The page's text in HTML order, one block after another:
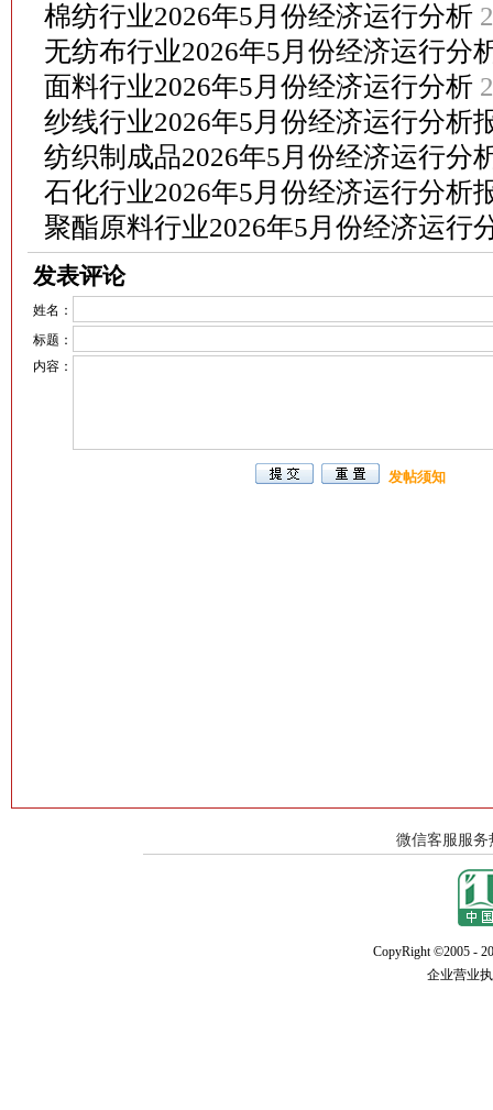
棉纺行业2026年5月份经济运行分析
无纺布行业2026年5月份经济运行分
面料行业2026年5月份经济运行分析
纱线行业2026年5月份经济运行分析
纺织制成品2026年5月份经济运行分
石化行业2026年5月份经济运行分析
聚酯原料行业2026年5月份经济运行
发表评论
姓名：
标题：
内容：
发帖须知
CopyRight ©2005 -
企业营业